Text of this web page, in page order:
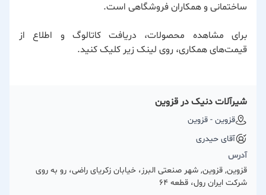
ساختمانی و همکاران فروشگاهی است.
برای مشاهده محصولات، دریافت کاتالوگ و اطلاع از
قیمت‌های همکاری، روی لینک زیر کلیک کنید.
شیرآلات دنیک در قزوین
قزوین - قزوین
آقای حیدری
آدرس
قزوین, قزوین, شهر صنعتی البرز، خیابان زکریای راضی، رو به روی
شرکت ایران رول، قطعه 64